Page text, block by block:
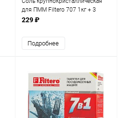
для ПММ Filtero 707 1кг + 3
таблетки Filtero
229 ₽
Подробнее